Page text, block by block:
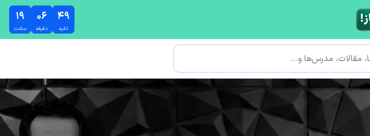
۱۹
ساعت
۰۶
دقیقه
۴۸
ثانیه